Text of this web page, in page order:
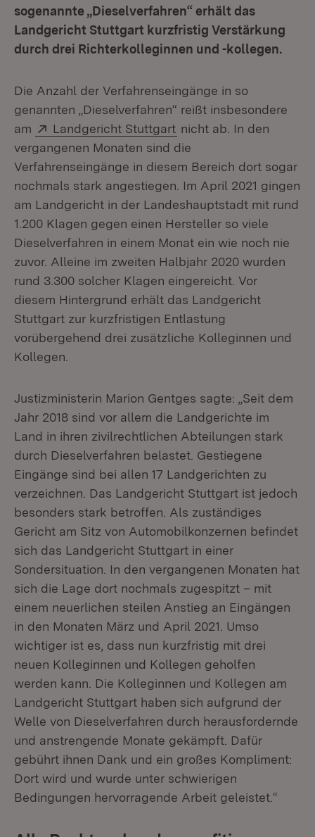
sogenannte „Dieselverfahren“ erhält das
Landgericht Stuttgart kurzfristig Verstärkung
durch drei Richterkolleginnen und -kollegen.
Die Anzahl der Verfahrenseingänge in so
genannten „Dieselverfahren“ reißt insbesondere
am
Extern:
Landgericht Stuttgart (Öffnet in neuem
nicht ab. In den
vergangenen Monaten sind die
Verfahrenseingänge in diesem Bereich dort sogar
nochmals stark angestiegen. Im April 2021 gingen
am Landgericht in der Landeshauptstadt mit rund
1.200 Klagen gegen einen Hersteller so viele
Dieselverfahren in einem Monat ein wie noch nie
zuvor. Alleine im zweiten Halbjahr 2020 wurden
rund 3.300 solcher Klagen eingereicht. Vor
diesem Hintergrund erhält das Landgericht
Stuttgart zur kurzfristigen Entlastung
vorübergehend drei zusätzliche Kolleginnen und
Kollegen.
Justizministerin Marion Gentges sagte: „Seit dem
Jahr 2018 sind vor allem die Landgerichte im
Land in ihren zivilrechtlichen Abteilungen stark
durch Dieselverfahren belastet. Gestiegene
Eingänge sind bei allen 17 Landgerichten zu
verzeichnen. Das Landgericht Stuttgart ist jedoch
besonders stark betroffen. Als zuständiges
Gericht am Sitz von Automobilkonzernen befindet
sich das Landgericht Stuttgart in einer
Sondersituation. In den vergangenen Monaten hat
sich die Lage dort nochmals zugespitzt – mit
einem neuerlichen steilen Anstieg an Eingängen
in den Monaten März und April 2021. Umso
wichtiger ist es, dass nun kurzfristig mit drei
neuen Kolleginnen und Kollegen geholfen
werden kann. Die Kolleginnen und Kollegen am
Landgericht Stuttgart haben sich aufgrund der
Welle von Dieselverfahren durch herausfordernde
und anstrengende Monate gekämpft. Dafür
gebührt ihnen Dank und ein großes Kompliment:
Dort wird und wurde unter schwierigen
Bedingungen hervorragende Arbeit geleistet.“